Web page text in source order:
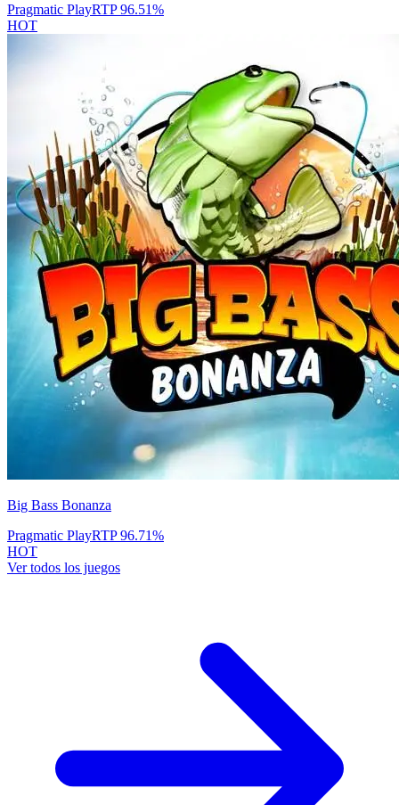
Pragmatic PlayRTP96.51%
HOT
Big Bass Bonanza
Pragmatic PlayRTP96.71%
HOT
Ver todos los juegos